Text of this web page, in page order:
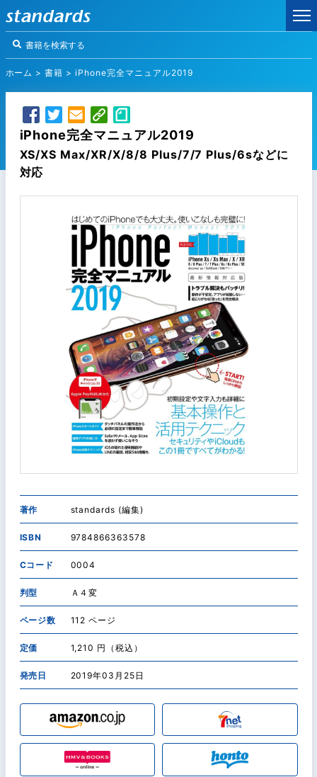
ホーム >書籍 >iPhone完全マニュアル2019
iPhone完全マニュアル2019
XS/XS Max/XR/X/8/8 Plus/7/7 Plus/6sなどに
対応
著作 standards (編集)
ISBN 9784866363578
Cコード 0004
判型 Ａ４変
ページ数 112 ページ
定価 1,210 円（税込）
発売日 2019年03月25日